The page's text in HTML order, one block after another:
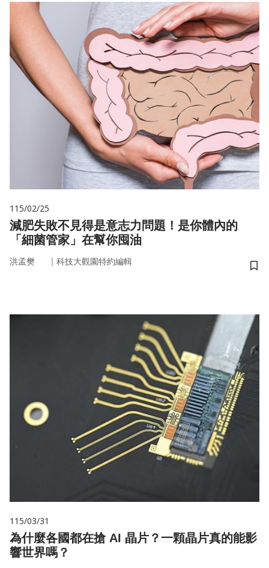
115/02/25
減肥失敗不見得是意志力問題！是你體內的
「細菌管家」在幫你囤油
洪孟樊 ｜ 科技大觀園特約編輯
儲
115/03/31
為什麼各國都在搶 AI 晶片？一顆晶片真的能影
響世界嗎？